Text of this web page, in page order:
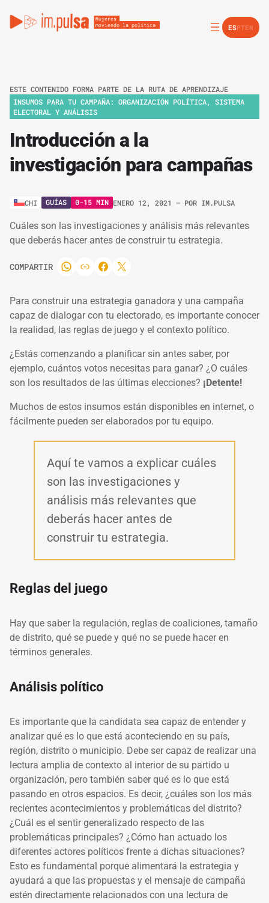
ESPTEN
ESTE CONTENIDO FORMA PARTE DE LA RUTA DE APRENDIZAJE
INSUMOS PARA TU CAMPAÑA: ORGANIZACIÓN POLÍTICA, SISTEMA
ELECTORAL Y ANÁLISIS
Introducción a la
investigación para campañas
CHI GUÍAS 0-15 MIN ENERO 12, 2021 – POR IM.PULSA
Cuáles son las investigaciones y análisis más relevantes
que deberás hacer antes de construir tu estrategia.
COMPARTIR
Para construir una estrategia ganadora y una campaña
capaz de dialogar con tu electorado, es importante conocer
la realidad, las reglas de juego y el contexto político.
¿Estás comenzando a planificar sin antes saber, por
ejemplo, cuántos votos necesitas para ganar? ¿O cuáles
son los resultados de las últimas elecciones? ¡Detente!
Muchos de estos insumos están disponibles en internet, o
fácilmente pueden ser elaborados por tu equipo.
Aquí te vamos a explicar cuáles
son las investigaciones y
análisis más relevantes que
deberás hacer antes de
construir tu estrategia.
Reglas del juego
Hay que saber la regulación, reglas de coaliciones, tamaño
de distrito, qué se puede y qué no se puede hacer en
términos generales.
Análisis político
Es importante que la candidata sea capaz de entender y
analizar qué es lo que está aconteciendo en su país,
región, distrito o municipio. Debe ser capaz de realizar una
lectura amplia de contexto al interior de su partido u
organización, pero también saber qué es lo que está
pasando en otros espacios. Es decir, ¿cuáles son los más
recientes acontecimientos y problemáticas del distrito?
¿Cuál es el sentir generalizado respecto de las
problemáticas principales? ¿Cómo han actuado los
diferentes actores políticos frente a dichas situaciones?
Esto es fundamental porque alimentará la estrategia y
ayudará a que las propuestas y el mensaje de campaña
estén directamente relacionados con una lectura de